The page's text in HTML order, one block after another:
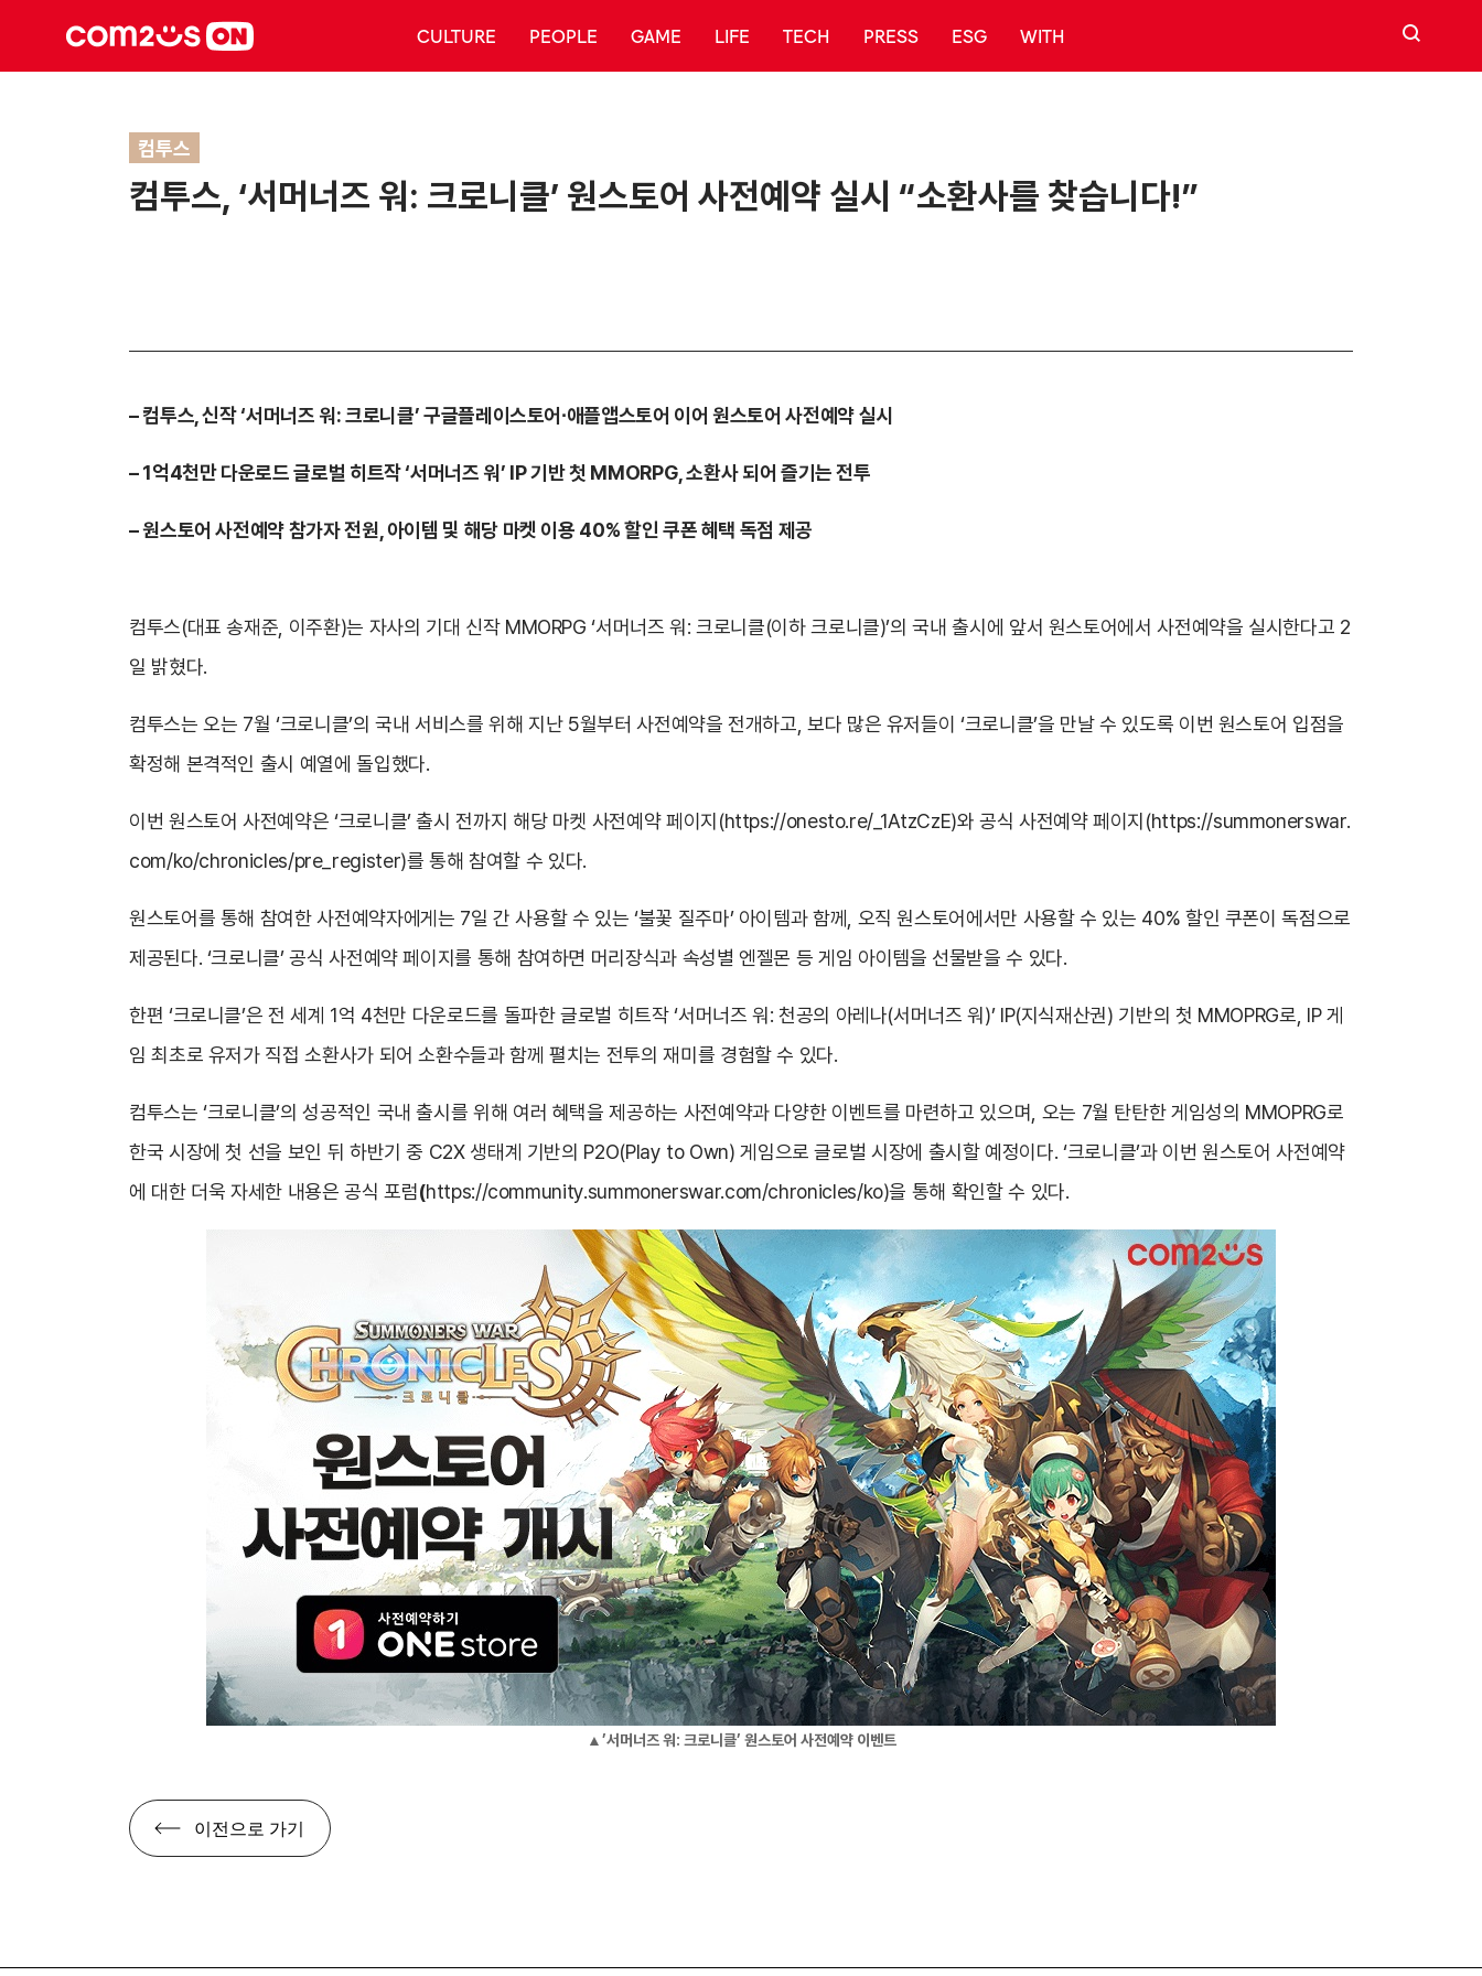
CULTURE PEOPLE GAME LIFE TECH PRESS ESG WITH 검색
컴투스
컴투스, ‘서머너즈 워: 크로니클’ 원스토어 사전예약 실시 “소환사를 찾습니다!”
– 컴투스, 신작 ‘서머너즈 워: 크로니클’ 구글플레이스토어∙애플앱스토어 이어 원스토어 사전예약 실시
– 1억4천만 다운로드 글로벌 히트작 ‘서머너즈 워’ IP 기반 첫 MMORPG, 소환사 되어 즐기는 전투
– 원스토어 사전예약 참가자 전원, 아이템 및 해당 마켓 이용 40% 할인 쿠폰 혜택 독점 제공
컴투스(대표 송재준, 이주환)는 자사의 기대 신작 MMORPG ‘서머너즈 워: 크로니클(이하 크로니클)’의 국내 출시에 앞서 원스토어에서 사전예약을 실시한다고 2
일 밝혔다.
컴투스는 오는 7월 ‘크로니클’의 국내 서비스를 위해 지난 5월부터 사전예약을 전개하고, 보다 많은 유저들이 ‘크로니클’을 만날 수 있도록 이번 원스토어 입점을
확정해 본격적인 출시 예열에 돌입했다.
이번 원스토어 사전예약은 ‘크로니클’ 출시 전까지 해당 마켓 사전예약 페이지(https://onesto.re/_1AtzCzE)와 공식 사전예약 페이지(https://summonerswar.
com/ko/chronicles/pre_register)를 통해 참여할 수 있다.
원스토어를 통해 참여한 사전예약자에게는 7일 간 사용할 수 있는 ‘불꽃 질주마’ 아이템과 함께, 오직 원스토어에서만 사용할 수 있는 40% 할인 쿠폰이 독점으로
제공된다. ‘크로니클’ 공식 사전예약 페이지를 통해 참여하면 머리장식과 속성별 엔젤몬 등 게임 아이템을 선물받을 수 있다.
한편 ‘크로니클’은 전 세계 1억 4천만 다운로드를 돌파한 글로벌 히트작 ‘서머너즈 워: 천공의 아레나(서머너즈 워)’ IP(지식재산권) 기반의 첫 MMOPRG로, IP 게
임 최초로 유저가 직접 소환사가 되어 소환수들과 함께 펼치는 전투의 재미를 경험할 수 있다.
컴투스는 ‘크로니클’의 성공적인 국내 출시를 위해 여러 혜택을 제공하는 사전예약과 다양한 이벤트를 마련하고 있으며, 오는 7월 탄탄한 게임성의 MMOPRG로
한국 시장에 첫 선을 보인 뒤 하반기 중 C2X 생태계 기반의 P2O(Play to Own) 게임으로 글로벌 시장에 출시할 예정이다. ‘크로니클’과 이번 원스토어 사전예약
에 대한 더욱 자세한 내용은 공식 포럼(https://community.summonerswar.com/chronicles/ko)을 통해 확인할 수 있다.
▲’서머너즈 워: 크로니클’ 원스토어 사전예약 이벤트
이전으로 가기